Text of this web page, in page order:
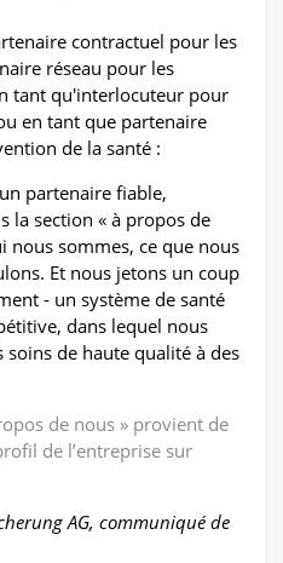
contractuel pour les
réseau pour les
tant qu'interlocuteur pour
en tant que partenaire
de la santé :
partenaire fiable,
la section « à propos de
nous sommes, ce que nous
Et nous jetons un coup
- un système de santé
dans lequel nous
de haute qualité à des
de nous » provient de
de l’entreprise sur
AG, communiqué de